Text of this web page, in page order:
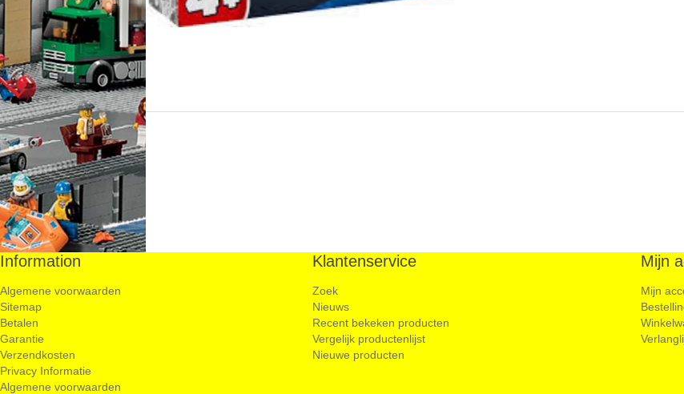
Information
Algemene voorwaarden
Sitemap
Betalen
Garantie
Verzendkosten
Privacy Informatie
Algemene voorwaarden
Klantenservice
Zoek
Nieuws
Recent bekeken producten
Vergelijk productenlijst
Nieuwe producten
Mijn
Mijn